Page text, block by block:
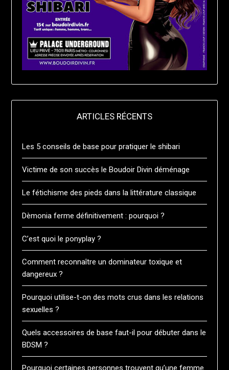
ARTICLES RÉCENTS
Les 5 conseils de base pour pratiquer le shibari
Victime de son succès le Boudoir Divin déménage
Le fétichisme des pieds dans la littérature classique
Dèmonia ferme définitivement : pourquoi ?
C’est quoi le ponyplay ?
Comment reconnaître un dominateur toxique et
dangereux ?
Pourquoi utilise-t-on des mots crus dans les relations
sexuelles ?
Quels accessoires de base faut-il pour débuter dans le
BDSM ?
Pourquoi certaines personnes trouvent qu’une femme